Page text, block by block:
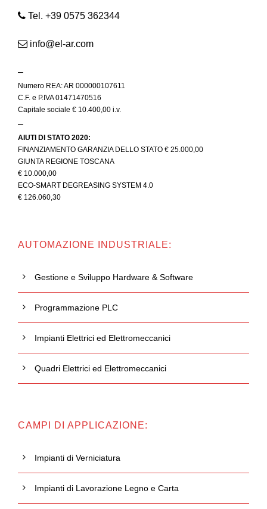
Tel. +39 0575 362344
info@el-ar.com
–
Numero REA: AR 000000107611
C.F. e P.IVA 01471470516
Capitale sociale € 10.400,00 i.v.
–
AIUTI DI STATO 2020:
FINANZIAMENTO GARANZIA DELLO STATO € 25.000,00
GIUNTA REGIONE TOSCANA
€ 10.000,00
ECO-SMART DEGREASING SYSTEM 4.0
€ 126.060,30
AUTOMAZIONE INDUSTRIALE:
Gestione e Sviluppo Hardware & Software
Programmazione PLC
Impianti Elettrici ed Elettromeccanici
Quadri Elettrici ed Elettromeccanici
CAMPI DI APPLICAZIONE:
Impianti di Verniciatura
Impianti di Lavorazione Legno e Carta